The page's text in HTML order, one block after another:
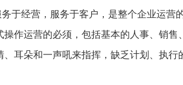
于经营，服务于客户，是整个企业运营
作运营的必须，包括基本的人事、销售
耳朵和一声吼来指挥，缺乏计划、执行